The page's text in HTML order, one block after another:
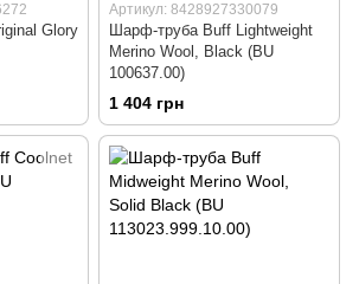
Glory
Артикул: 8428927330079
Шарф-труба Buff Lightweight
Merino Wool, Black (BU
100637.00)
1 404 грн